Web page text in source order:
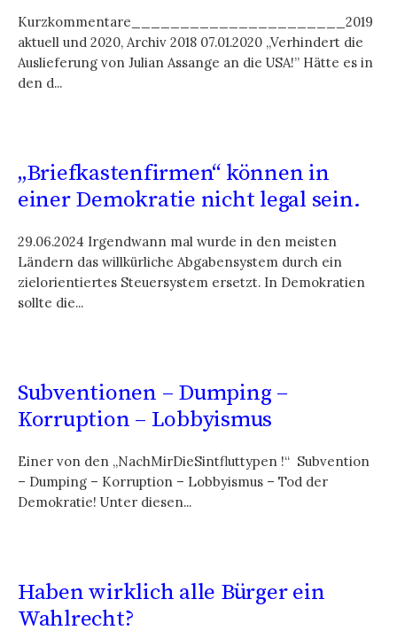
Kurzkommentare______________________2019
aktuell und 2020, Archiv 2018 07.01.2020 „Verhindert die
Auslieferung von Julian Assange an die USA!” Hätte es in
den d...
„Briefkastenfirmen“ können in
einer Demokratie nicht legal sein.
29.06.2024 Irgendwann mal wurde in den meisten
Ländern das willkürliche Abgabensystem durch ein
zielorientiertes Steuersystem ersetzt. In Demokratien
sollte die...
Subventionen – Dumping –
Korruption – Lobbyismus
Einer von den „NachMirDieSintfluttypen !“ Subvention
– Dumping – Korruption – Lobbyismus – Tod der
Demokratie! Unter diesen...
Haben wirklich alle Bürger ein
Wahlrecht?